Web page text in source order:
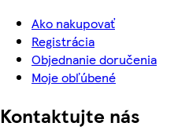
Ako nakupovať
Registrácia
Objednanie doručenia
Moje obľúbené
Kontaktujte nás